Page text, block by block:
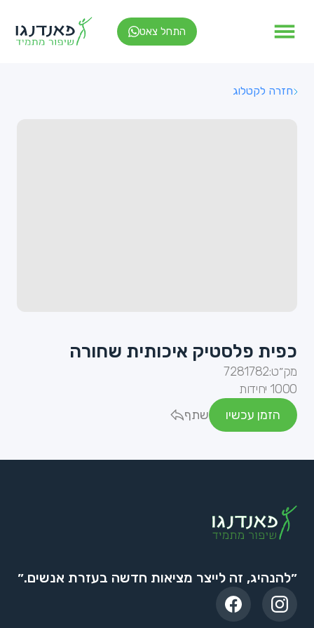
התחל צאט
חזרה לקטלוג
כפית פלסטיק איכותית שחורה
מק״ט:7281782
1000 יחידות
הזמן עכשיו
שתף
״להנהיג, זה לייצר מציאות חדשה בעזרת אנשים.״